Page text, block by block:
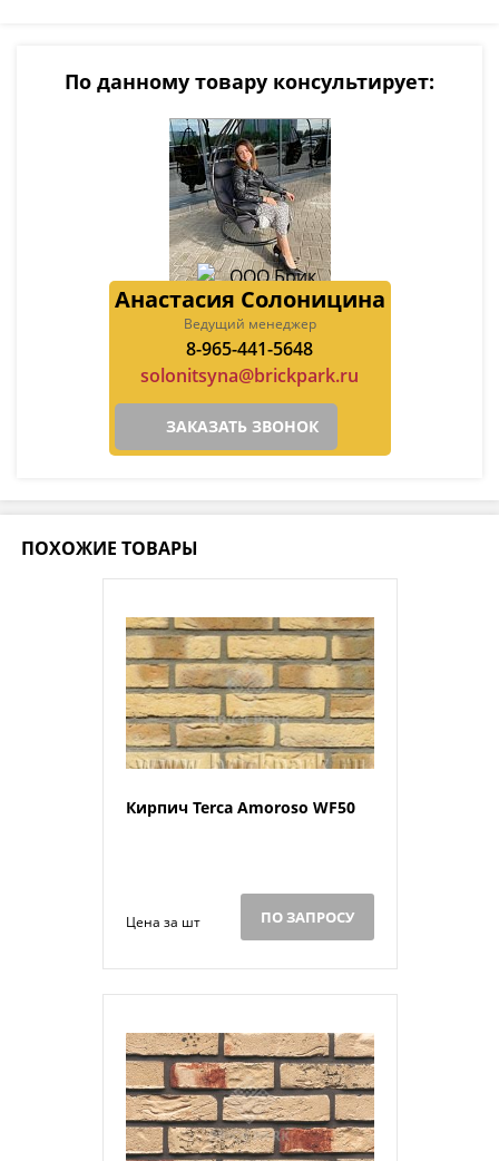
По данному товару консультирует:
Анастасия Солоницина
Ведущий менеджер
8-965-441-5648
solonitsyna@brickpark.ru
ЗАКАЗАТЬ ЗВОНОК
ПОХОЖИЕ ТОВАРЫ
Кирпич Terca Amoroso WF50
Цена за шт ПО ЗАПРОСУ